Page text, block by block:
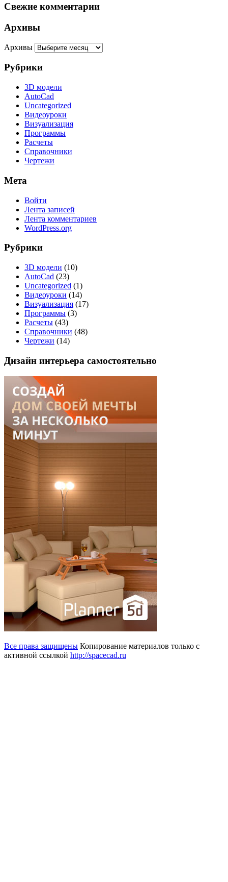
Свежие комментарии
Архивы
Архивы
Рубрики
3D модели
AutoCad
Uncategorized
Видеоуроки
Визуализация
Программы
Расчеты
Справочники
Чертежи
Мета
Войти
Лента записей
Лента комментариев
WordPress.org
Рубрики
3D модели (10)
AutoCad (23)
Uncategorized (1)
Видеоуроки (14)
Визуализация (17)
Программы (3)
Расчеты (43)
Справочники (48)
Чертежи (14)
Дизайн интерьера самостоятельно
Все права защищены Копирование материалов только с
активной ссылкой http://spacecad.ru